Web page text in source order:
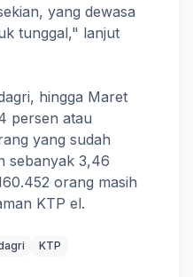
yang dewasa
tunggal," lanjut
hingga Maret
persen atau
yang sudah
sebanyak 3,46
orang masih
KTP el.
KTP